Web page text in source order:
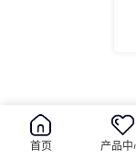
首页 产品中